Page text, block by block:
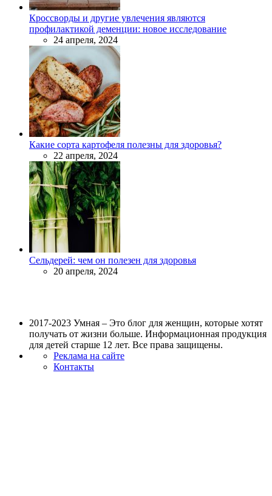
Кроссворды и другие увлечения являются
профилактикой деменции: новое исследование
24 апреля, 2024
Какие сорта картофеля полезны для здоровья?
22 апреля, 2024
Сельдерей: чем он полезен для здоровья
20 апреля, 2024
2017-2023 Умная – Это блог для женщин, которые хотят
получать от жизни больше. Информационная продукция
для детей старше 12 лет. Все права защищены.
Реклама на сайте
Контакты